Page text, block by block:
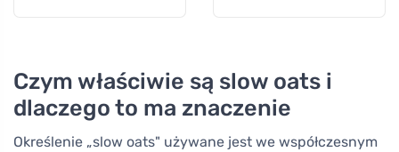
Czym właściwie są slow oats i
dlaczego to ma znaczenie
Określenie „slow oats" używane jest we współczesnym